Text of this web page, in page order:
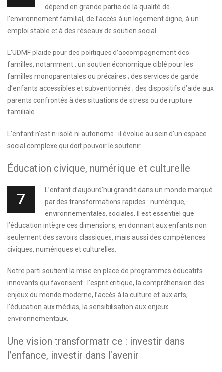
dépend en grande partie de la qualité de
l’environnement familial, de l’accès à un logement digne, à un
emploi stable et à des réseaux de soutien social.
L'UDMF plaide pour des politiques d’accompagnement des
familles, notamment : un soutien économique ciblé pour les
familles monoparentales ou précaires ; des services de garde
d’enfants accessibles et subventionnés ; des dispositifs d’aide aux
parents confrontés à des situations de stress ou de rupture
familiale.
L’enfant n’est ni isolé ni autonome : il évolue au sein d’un espace
social complexe qui doit pouvoir le soutenir.
Éducation civique, numérique et culturelle
7
L’enfant d’aujourd’hui grandit dans un monde marqué
par des transformations rapides : numérique,
environnementales, sociales. Il est essentiel que
l’éducation intègre ces dimensions, en donnant aux enfants non
seulement des savoirs classiques, mais aussi des compétences
civiques, numériques et culturelles.
Notre parti soutient la mise en place de programmes éducatifs
innovants qui favorisent : l’esprit critique, la compréhension des
enjeux du monde moderne, l’accès à la culture et aux arts,
l’éducation aux médias, la sensibilisation aux enjeux
environnementaux.
Une vision transformatrice : investir dans
l’enfance, investir dans l’avenir